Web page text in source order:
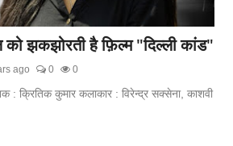
को झकझोरती है फ़िल्म "दिल्ली कांड"
ago 0 0
: क्रितिक कुमार कलाकार : विरेन्द्र सक्सेना, काशवी